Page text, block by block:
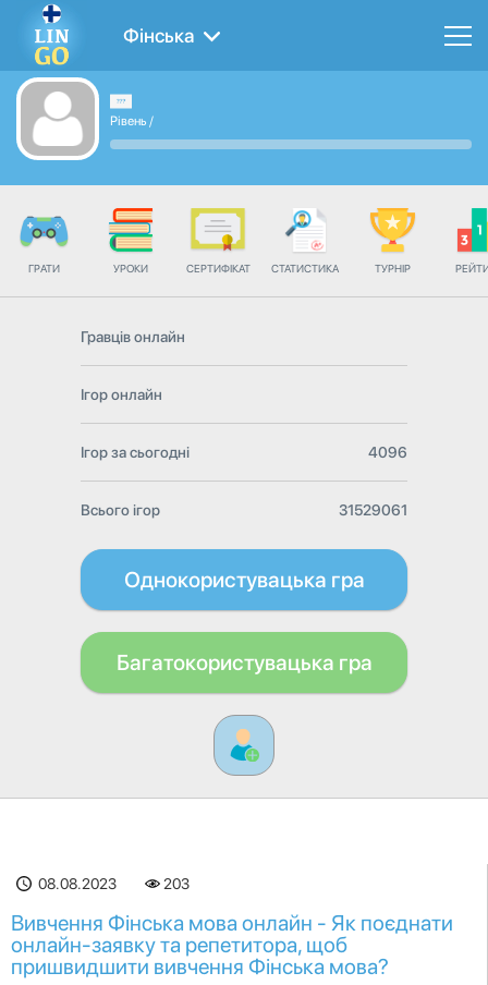
Фінська
Рівень /
ГРАТИ УРОКИ СЕРТИФІКАТ СТАТИСТИКА ТУРНІР
Гравців онлайн
Ігор онлайн
Ігор за сьогодні 4096
Всього ігор 31529061
Однокористувацька гра
Багатокористувацька гра
08.08.2023 203
Вивчення Фінська мова онлайн - Як поєднати
онлайн-заявку та репетитора, щоб
пришвидшити вивчення Фінська мова?